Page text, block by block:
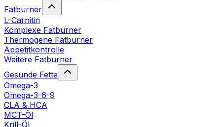
Fatburner
L-Carnitin
Komplexe Fatburner
Thermogene Fatburner
Appetitkontrolle
Weitere Fatburner
Gesunde Fette
Omega-3
Omega-3-6-9
CLA & HCA
MCT-Öl
Krill-Öl